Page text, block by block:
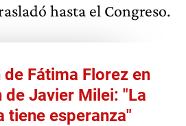
hasta el Congreso.
Fátima Florez en
de Javier Milei: "La
tiene esperanza"